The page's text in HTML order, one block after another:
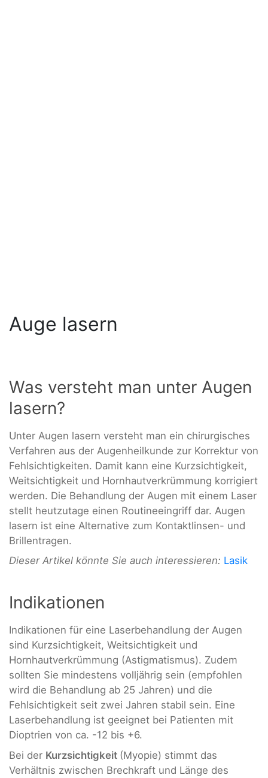
Auge lasern
Was versteht man unter Augen
lasern?
Unter Augen lasern versteht man ein chirurgisches
Verfahren aus der Augenheilkunde zur Korrektur von
Fehlsichtigkeiten. Damit kann eine Kurzsichtigkeit,
Weitsichtigkeit und Hornhautverkrümmung korrigiert
werden. Die Behandlung der Augen mit einem Laser
stellt heutzutage einen Routineeingriff dar. Augen
lasern ist eine Alternative zum Kontaktlinsen- und
Brillentragen.
Dieser Artikel könnte Sie auch interessieren: Lasik
Indikationen
Indikationen für eine Laserbehandlung der Augen
sind Kurzsichtigkeit, Weitsichtigkeit und
Hornhautverkrümmung (Astigmatismus). Zudem
sollten Sie mindestens volljährig sein (empfohlen
wird die Behandlung ab 25 Jahren) und die
Fehlsichtigkeit seit zwei Jahren stabil sein. Eine
Laserbehandlung ist geeignet bei Patienten mit
Dioptrien von ca. -12 bis +6.
Bei der Kurzsichtigkeit (Myopie) stimmt das
Verhältnis zwischen Brechkraft und Länge des